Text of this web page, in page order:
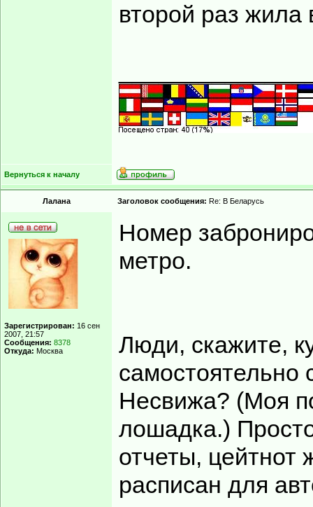
второй раз
Вернуться к началу
Лалана Заголовок сообщения: Re: В Беларусь
Зарегистрирован: 16 сен
2007, 21:57
Сообщения: 8378
Откуда: Москва
Номер
метро.
Люди, скажите,
Несвижа? (Моя
лошадка.)
отчеты, цейтнот
расписан для